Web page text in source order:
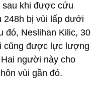
sau khi được cứu
248h bị vùi lấp dưới
đó, Neslihan Kilic, 30
cũng được lực lượng
người này cho
vùi gần đó.